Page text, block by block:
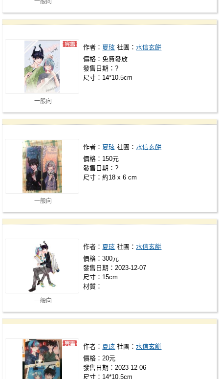
一般向
一般向
作者： 夏玹 社團：水信玄餅
價格：免費發放
發售日期：?
尺寸：14*10.5cm
一般向
作者： 夏玹 社團：水信玄餅
價格：150元
發售日期：?
尺寸：約18 x 6 cm
一般向
作者： 夏玹 社團：水信玄餅
價格：300元
發售日期：2023-12-07
尺寸：15cm
材質：
作者： 夏玹 社團：水信玄餅
價格：20元
發售日期：2023-12-06
尺寸：14*10.5cm